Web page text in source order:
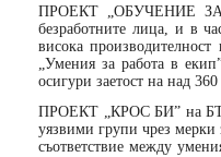
ПРОЕКТ „ОБУЧЕНИЕ ЗА
безработните лица, и в
висока
„Умения за работа в
осигури заетост на над
ПРОЕКТ „КРОС БИ” на
уязвими групи чрез мерки
съответствие между